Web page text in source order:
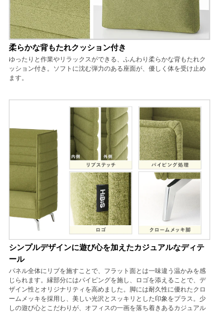
柔らかな背もたれクッション付き
ゆったりと作業やリラックスができる、ふんわり柔らかな背もたれク
ッション付き。ソフトに沈む弾力のある座面が、優しく体を受け止め
ます。
シンプルデザインに遊び心を加えたカジュアルなディテ
ール
パネル全体にリブを施すことで、フラット面とは一味違う温かみを感
じられます。縁部分にはパイピングを施し、ロゴを添えることで、デ
ザイン性とオリジナリティを高めました。脚には耐久性に優れたクロ
ームメッキを採用し、美しい光沢とスッキリとした印象をプラス。少
しの遊び心とこだわりが、オフィスの一画を落ち着きあるカジュアル